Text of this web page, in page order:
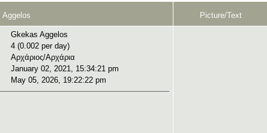
Picture/Text
Gkekas Aggelos
4 (0.002 per day)
Αρχάριος/Αρχάρια
January 02, 2021, 15:34:21 pm
May 05, 2026, 19:22:22 pm